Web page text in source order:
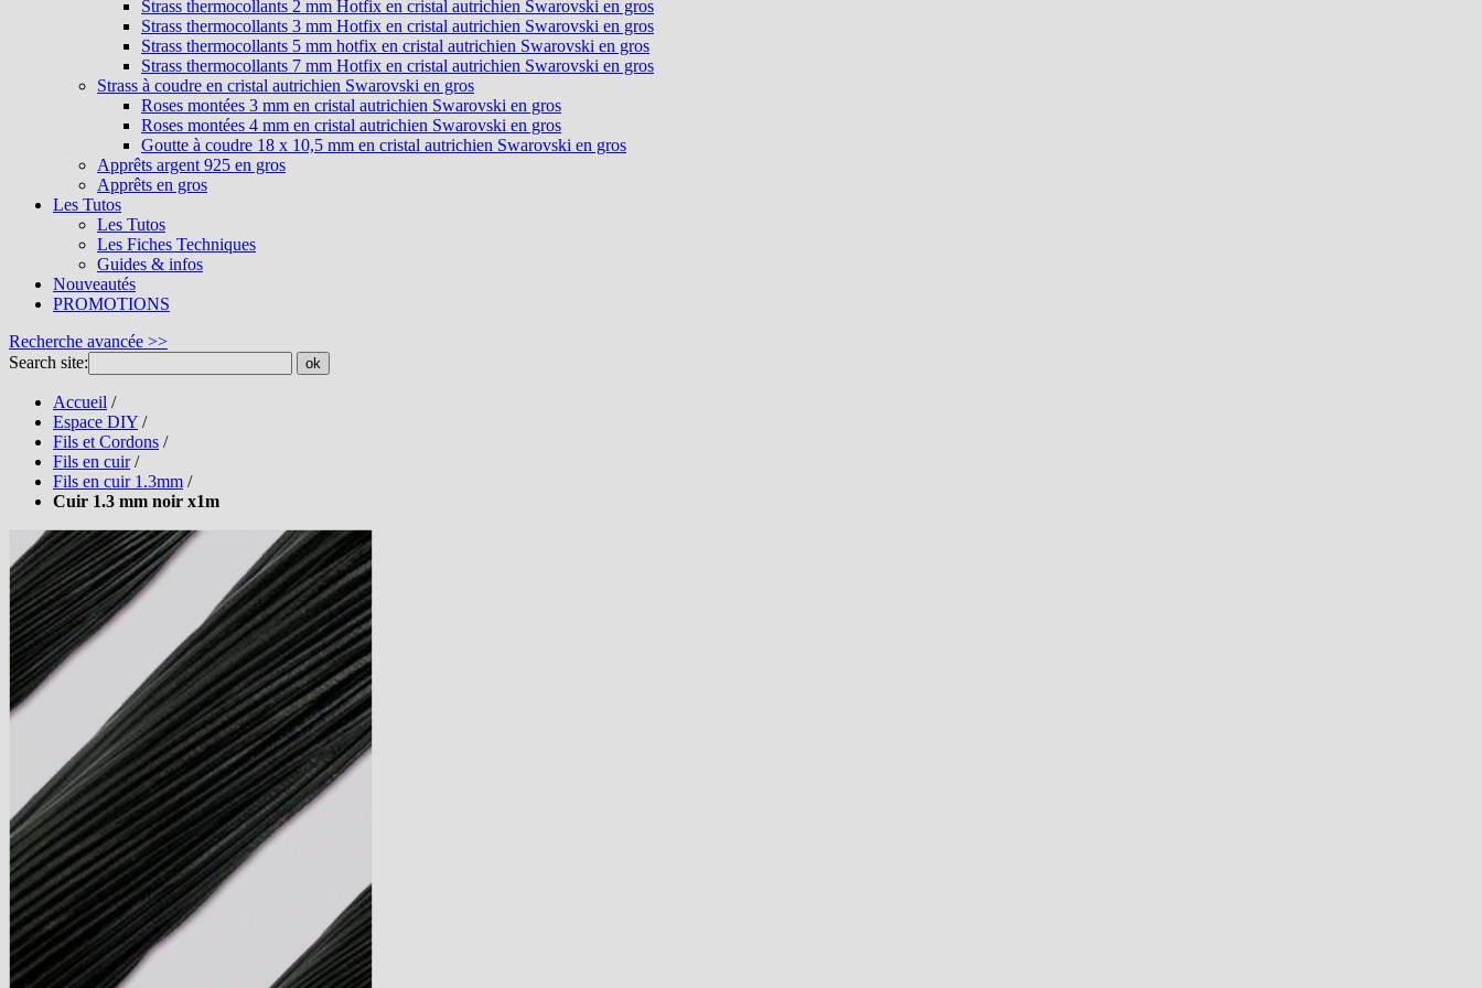
Strass thermocollants 2 mm Hotfix en cristal autrichien Swarovski en gros
Strass thermocollants 3 mm Hotfix en cristal autrichien Swarovski en gros
Strass thermocollants 5 mm hotfix en cristal autrichien Swarovski en gros
Strass thermocollants 7 mm Hotfix en cristal autrichien Swarovski en gros
Strass à coudre en cristal autrichien Swarovski en gros
Roses montées 3 mm en cristal autrichien Swarovski en gros
Roses montées 4 mm en cristal autrichien Swarovski en gros
Goutte à coudre 18 x 10,5 mm en cristal autrichien Swarovski en gros
Apprêts argent 925 en gros
Apprêts en gros
Les Tutos
Les Tutos
Les Fiches Techniques
Guides & infos
Nouveautés
PROMOTIONS
Recherche avancée >>
Search site:
ok
Accueil /
Espace DIY /
Fils et Cordons /
Fils en cuir /
Fils en cuir 1.3mm /
Cuir 1.3 mm noir x1m